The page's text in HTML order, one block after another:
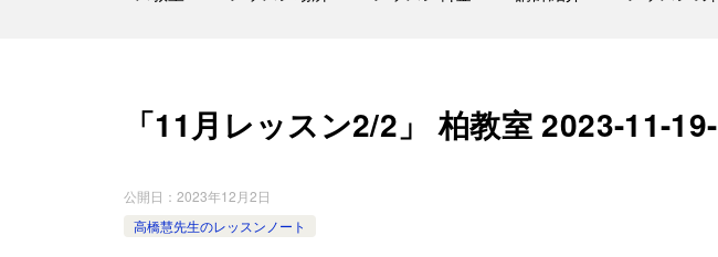
「11月レッスン2/2」 柏教室 2023-11-
公開日： 2023年12月2日
高橋慧先生のレッスンノート